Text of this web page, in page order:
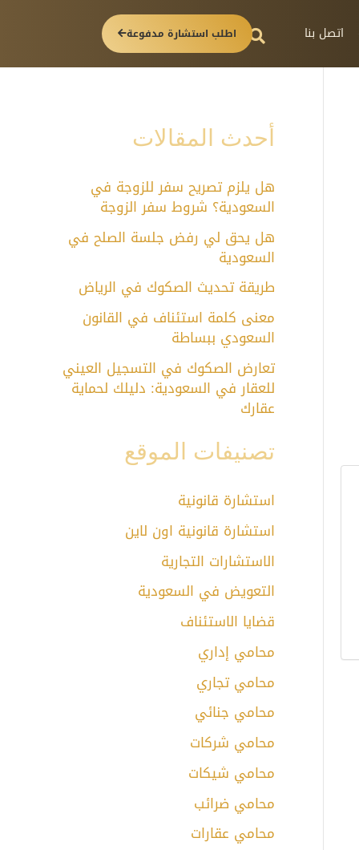
اتصل بنا اطلب استشارة مدفوعة
أحدث المقالات
هل يلزم تصريح سفر للزوجة في
السعودية؟ شروط سفر الزوجة
هل يحق لي رفض جلسة الصلح في
السعودية
طريقة تحديث الصكوك في الرياض
معنى كلمة استئناف في القانون
السعودي ببساطة
تعارض الصكوك في التسجيل العيني
للعقار في السعودية: دليلك لحماية
عقارك
تصنيفات الموقع
استشارة قانونية
استشارة قانونية اون لاين
الاستشارات التجارية
التعويض في السعودية
قضايا الاستئناف
محامي إداري
محامي تجاري
محامي جنائي
محامي شركات
محامي شيكات
محامي ضرائب
محامي عقارات